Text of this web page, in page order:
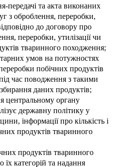
передачі та акта виконаних
з оброблення, переробки,
до договору про
переробки, утилізації чи
тваринного походження;
умов на потужностях
побічних продуктів
час поводження з такими
даних продуктів;
центральному органу
державну політику у
інформації про кількість і
продуктів тваринного
продуктів тваринного
їх категорій та надання